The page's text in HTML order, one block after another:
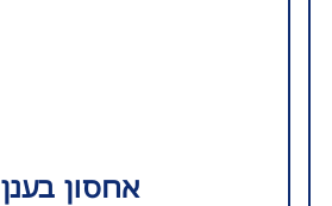
אחסון בענן